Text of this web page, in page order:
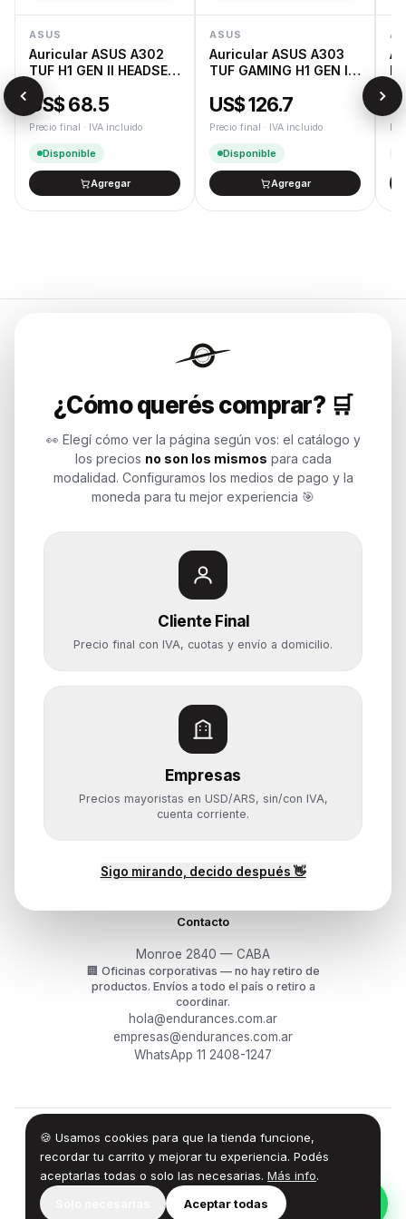
ASUS
Auricular ASUS A302
TUF H1 GEN II HEADSET
NA
US$ 68.5
Precio final · IVA incluido
Disponible
Agregar
ASUS
Auricular ASUS A303
TUF GAMING H1 GEN II
EDITION
US$ 126.7
Precio final · IVA incluido
Disponible
Agregar
¿Cómo querés comprar? 🛒
👀 Elegí cómo ver la página según vos: el catálogo y
los precios no son los mismos para cada
modalidad. Configuramos los medios de pago y la
moneda para tu mejor experiencia 🎯
Cliente Final
Precio final con IVA, cuotas y envío a domicilio.
Empresas
Precios mayoristas en USD/ARS, sin/con IVA,
cuenta corriente.
Sigo mirando, decido después 👋
🍪 Usamos cookies para que la tienda funcione,
recordar tu carrito y mejorar tu experiencia. Podés
aceptarlas todas o solo las necesarias. Más info.
Aceptar todas
Endurances
Soluciones de tecnología para
Potenciamos tu mundo.
Time to work
Categorías
Notebooks
Computadoras y PCs
Componentes
Almacenamiento
Monitores y Pantallas
Ayuda
Mis pedidos
¿Cómo querés comprar?
Contacto
Monroe 2840 — CABA
🏢 Oficinas corporativas — no hay retiro de
productos. Envíos a todo el país o retiro a
coordinar.
hola@endurances.com.ar
empresas@endurances.com.ar
WhatsApp 11 2408-1247
© 2026Endurances Technology SA · CUIT 30-71861942-0
Términos·Privacidad ·Devoluciones
100% Design by — Endurances IT